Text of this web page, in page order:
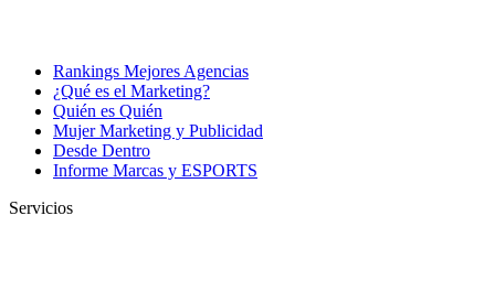
Rankings Mejores Agencias
¿Qué es el Marketing?
Quién es Quién
Mujer Marketing y Publicidad
Desde Dentro
Informe Marcas y ESPORTS
Servicios